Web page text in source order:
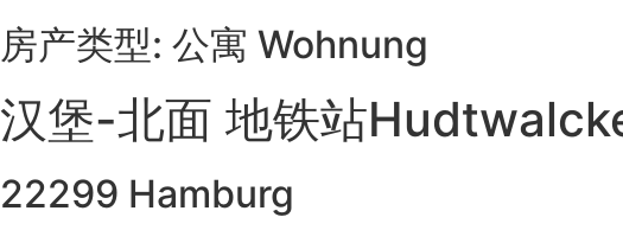
房产类型: 公寓 Wohnung
汉堡-北面 地铁站
22299 Hamburg